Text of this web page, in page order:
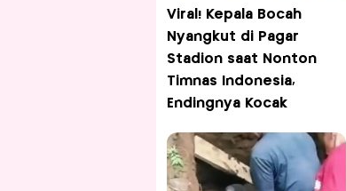
Viral! Kepala Bocah
Nyangkut di Pagar
Stadion saat Nonton
Timnas Indonesia,
Endingnya Kocak